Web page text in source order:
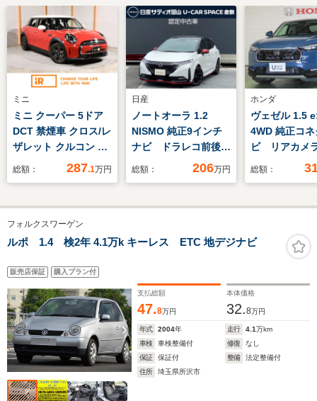
ミニ
ミニ クーパー 5ドア
DCT 禁煙車 クロス/レ
ザレット クルコン バ
ックカメラ 前後障害
ングモード コンフォ
ートアクセス ドアプ
ロジェクター 純正ナ
総額： 287.1万円
日産
ノートオーラ 1.2
NISMO 純正9インチ
ナビ ドラレコ前後
シートヒーター ハン
ウンドビューモニタ
ブレーキ 踏み間違い
総額： 206万円
ホンダ
ヴェゼル 1.5
4WD 純正コ
ビ リアカメ
セグ 純正前
ー Pゲート
総額：
フォルクスワーゲン
ルポ 1.4 検2年 4.1万k キーレス ETC 地デジナビ
販売店保証 購入プラン付
支払総額
47.8万円
本体価格
32.8万円
年式 2004年 走行 4.1万km
車検
車検整備付 修復
なし
保証
保証付 整備
法定整備付
住所
埼玉県所沢市